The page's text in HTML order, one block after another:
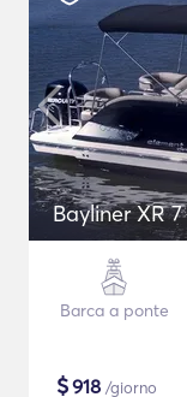
Bayliner XR 7
Barca a ponte
$918 /giorno